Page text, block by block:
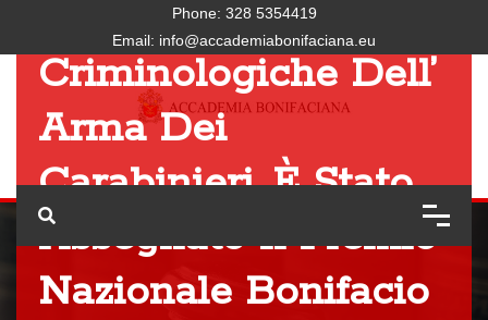
Phone: 328 5354419
Email: info@accademiabonifaciana.eu
Reparto Analisi
Criminologiche Dell’
Arma Dei
Carabinieri, È Stato
Assegnato Il Premio
Nazionale Bonifacio